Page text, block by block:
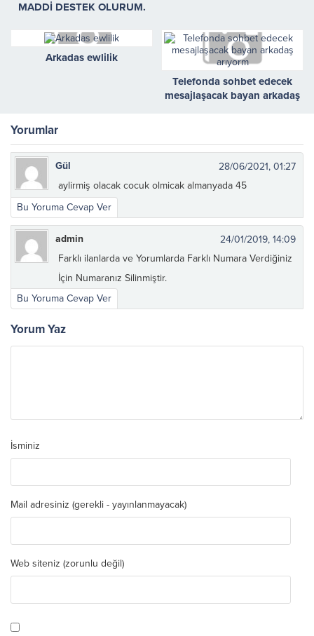
MADDİ DESTEK OLURUM.
Arkadas ewlilik
Telefonda sohbet edecek
mesajlaşacak bayan arkadaş
Yorumlar
Gül
28/06/2021, 01:27
aylirmiş olacak cocuk olmicak almanyada 45
Bu Yoruma Cevap Ver
admin
24/01/2019, 14:09
Farklı ilanlarda ve Yorumlarda Farklı Numara Verdiğiniz
İçin Numaranız Silinmiştir.
Bu Yoruma Cevap Ver
Yorum Yaz
İsminiz
Mail adresiniz (gerekli - yayınlanmayacak)
Web siteniz (zorunlu değil)